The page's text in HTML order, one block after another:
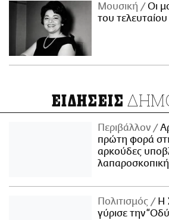
Μουσική
Οι
του
ΕΙΔΗΣΕΙΣ
Περιβάλλον
πρώτη φορά
αρκούδες
Πολιτισμός
Η
γύρισε την